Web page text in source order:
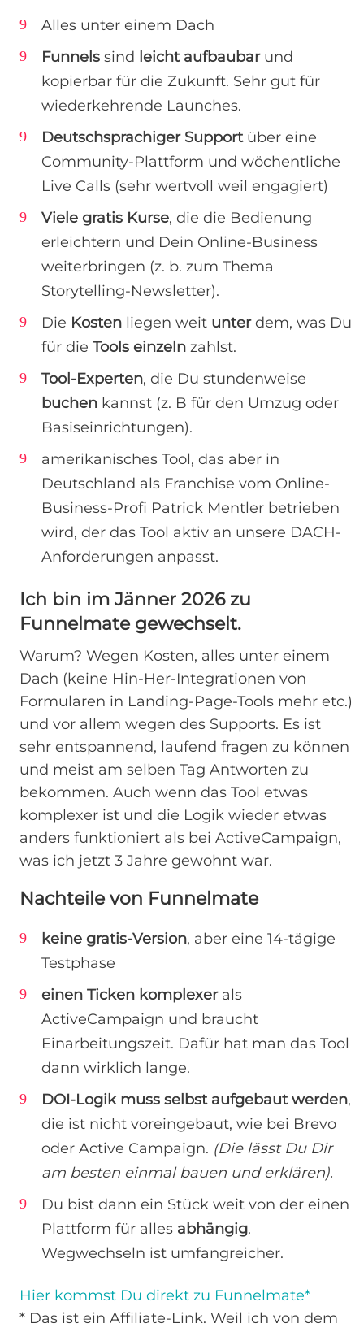
Alles unter einem Dach
Funnelssind leicht aufbaubarund
kopierbar für die Zukunft. Sehr gut für
wiederkehrende Launches.
Deutschsprachiger Supportüber eine
Community-Plattform und wöchentliche
Live Calls (sehr wertvoll weil engagiert)
Viele gratis Kurse, die die Bedienung
erleichtern und Dein Online-Business
weiterbringen (z. b. zum Thema
Storytelling-Newsletter).
Die Kosten liegen weit unterdem, was Du
für dieTools einzeln zahlst.
Tool-Experten, die Du stundenweise
buchen kannst (z. B für den Umzug oder
Basiseinrichtungen).
amerikanisches Tool, das aber in
Deutschland als Franchise vom Online-
Business-Profi Patrick Mentler betrieben
wird, der das Tool aktiv an unsere DACH-
Anforderungen anpasst.
Ich bin im Jänner 2026 zu
Funnelmate gewechselt.
Warum? Wegen Kosten, alles unter einem
Dach (keine Hin-Her-Integrationen von
Formularen in Landing-Page-Tools mehr etc.)
und vor allem wegen des Supports. Es ist
sehr entspannend, laufend fragen zu können
und meist am selben Tag Antworten zu
bekommen. Auch wenn das Tool etwas
komplexer ist und die Logik wieder etwas
anders funktioniert als bei ActiveCampaign,
was ich jetzt 3 Jahre gewohnt war.
Nachteile von Funnelmate
keine gratis-Version, aber eine 14-tägige
Testphase
einen Ticken komplexer als
ActiveCampaign und braucht
Einarbeitungszeit. Dafür hat man das Tool
dann wirklich lange.
DOI-Logik muss selbst aufgebaut werden,
die ist nicht voreingebaut, wie bei Brevo
oder Active Campaign. (Die lässt Du Dir
am besten einmal bauen und erklären).
Du bist dann ein Stück weit von der einen
Plattform für alles abhängig.
Wegwechseln ist umfangreicher.
Hier kommst Du direkt zu Funnelmate*
* Das ist ein Affiliate-Link. Weil ich von dem